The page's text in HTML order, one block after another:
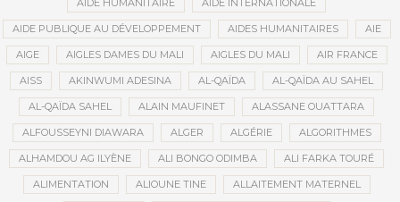
AIDE HUMANITAIRE AIDE INTERNATIONALE
AIDE PUBLIQUE AU DÉVELOPPEMENT AIDES HUMANITAIRES AIE
AIGE AIGLES DAMES DU MALI AIGLES DU MALI AIR FRANCE
AISS AKINWUMI ADESINA AL-QAÏDA AL-QAÏDA AU SAHEL
AL-QAÏDA SAHEL ALAIN MAUFINET ALASSANE OUATTARA
ALFOUSSEYNI DIAWARA ALGER ALGÉRIE ALGORITHMES
ALHAMDOU AG ILYÈNE ALI BONGO ODIMBA ALI FARKA TOURÉ
ALIMENTATION ALIOUNE TINE ALLAITEMENT MATERNEL